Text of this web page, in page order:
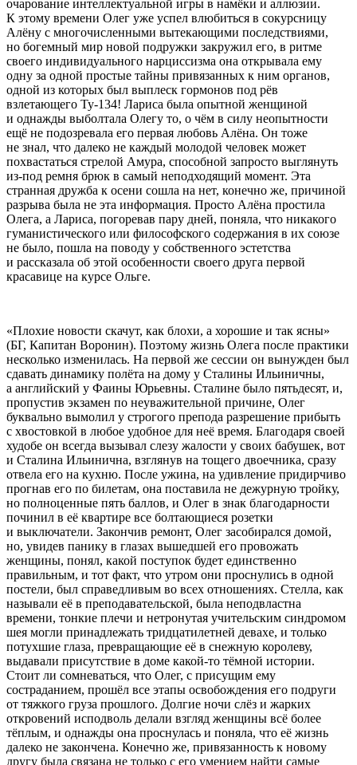
очарование интеллектуальной игры в намёки и аллюзии.
К этому времени Олег уже успел влюбиться в сокурсницу
Алёну с многочисленными вытекающими последствиями,
но богемный мир новой подружки закружил его, в ритме
своего индивидуального нарциссизма она открывала ему
одну за одной простые тайны привязанных к ним органов,
одной из которых был выплеск гормонов под рёв
взлетающего Ту-134! Лариса была опытной женщиной
и однажды выболтала Олегу то, о чём в силу неопытности
ещё не подозревала его первая любовь Алёна. Он тоже
не знал, что далеко не каждый молодой человек может
похвастаться стрелой Амура, способной запросто выглянуть
из-под ремня брюк в самый неподходящий момент. Эта
странная дружба к осени сошла на нет, конечно же, причиной
разрыва была не эта информация. Просто Алёна простила
Олега, а Лариса, погоревав пару дней, поняла, что никакого
гуманистического или философского содержания в их союзе
не было, пошла на поводу у собственного эстетства
и рассказала об этой особенности своего друга первой
красавице на курсе Ольге.
«Плохие новости скачут, как блохи, а хорошие и так ясны»
(БГ, Капитан Воронин). Поэтому жизнь Олега после практики
несколько изменилась. На первой же сессии он вынужден был
сдавать динамику полёта на дому у Сталины Ильиничны,
а английский у Фаины Юрьевны. Сталине было пятьдесят, и,
пропустив экзамен по неуважительной причине, Олег
буквально вымолил у строгого препода разрешение прибыть
с хвостовкой в любое удобное для неё время. Благодаря своей
худобе он всегда вызывал слезу жалости у своих бабушек, вот
и Сталина Ильинична, взглянув на тощего двоечника, сразу
отвела его на кухню. После ужина, на удивление придирчиво
прогнав его по билетам, она поставила не дежурную тройку,
но полноценные пять баллов, и Олег в знак благодарности
починил в её квартире все болтающиеся розетки
и выключатели. Закончив ремонт, Олег засобирался домой,
но, увидев панику в глазах вышедшей его провожать
женщины, понял, какой поступок будет единственно
правильным, и тот факт, что утром они проснулись в одной
постели, был справедливым во всех отношениях. Стелла, как
называли её в преподавательской, была неподвластна
времени, тонкие плечи и нетронутая учительским синдромом
шея могли принадлежать тридцатилетней девахе, и только
потухшие глаза, превращающие её в снежную королеву,
выдавали присутствие в доме какой-то тёмной истории.
Стоит ли сомневаться, что Олег, с присущим ему
состраданием, прошёл все этапы освобождения его подруги
от тяжкого груза прошлого. Долгие ночи слёз и жарких
откровений исподволь делали взгляд женщины всё более
тёплым, и однажды она проснулась и поняла, что её жизнь
далеко не закончена. Конечно же, привязанность к новому
другу была связана не только с его умением найти самые